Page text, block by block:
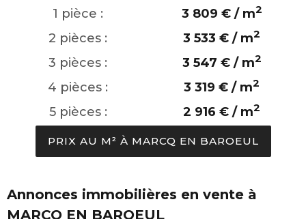
1 pièce : 3 809 € / m2
2 pièces : 3 533 € / m2
3 pièces : 3 547 € / m2
4 pièces : 3 319 € / m2
5 pièces : 2 916 € / m2
PRIX AU M² À MARCQ EN BAROEUL
Annonces immobilières en vente à
MARCQ EN BAROEUL